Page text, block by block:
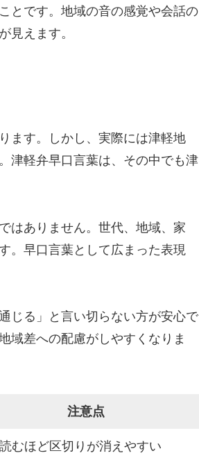
とです。地域の音の感覚や会話の
見えます。
ます。しかし、実際には津軽地
津軽弁早口言葉は、その中でも津
はありません。世代、地域、家
。早口言葉として広まった表現
じる」と言い切らない方が安心で
域差への配慮がしやすくなりま
注意点
むほど区切りが消えやすい